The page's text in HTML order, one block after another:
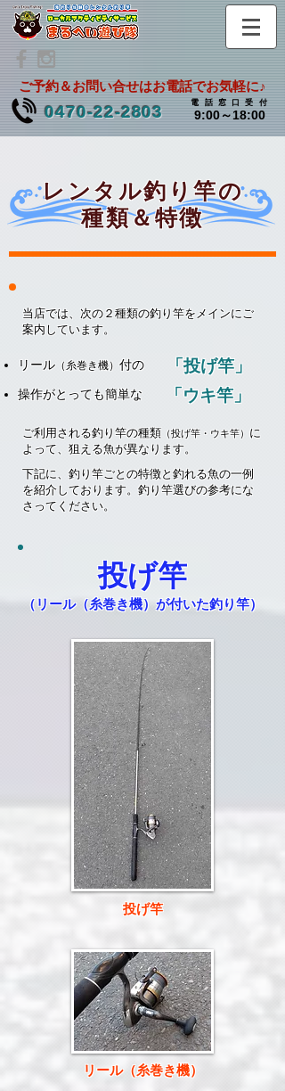
ご予約＆お問い合せはお電話でお気軽に♪
0470-22-2803 電話窓口受 付
9:00～18:00
種類＆特徴
レンタル釣り竿の
当店では、次の２種類の釣り竿をメインにご
案内しています。
リール （糸巻き機） 付の 「投げ竿」
操作がとっても簡単な 「ウキ竿」
ご利用される釣り竿の種類 （投げ竿・ウキ竿） に
よって、狙える魚が異なります。
下記に、釣り竿ごとの特徴と釣れる魚の一例
を紹介しております。釣り竿選びの参考にな
さってください。
​投げ竿
​（リール（糸巻き機）が付いた釣り竿）
​投げ竿
​リール（糸巻き機）